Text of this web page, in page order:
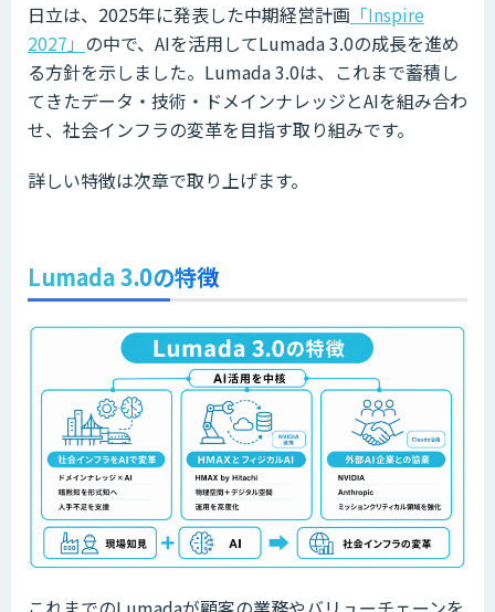
日立は、2025年に発表した中期経営計画 「Inspire
2027」 の中で、AIを活用してLumada 3.0の成長を進め
る方針を示しました。Lumada 3.0は、これまで蓄積し
てきたデータ・技術・ドメインナレッジとAIを組み合わ
せ、社会インフラの変革を目指す取り組みです。
詳しい特徴は次章で取り上げます。
Lumada 3.0の特徴